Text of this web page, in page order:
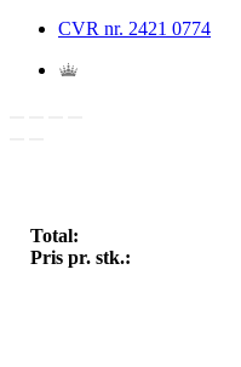
Total:
Pris pr. stk.:
CVR nr. 2421 0774